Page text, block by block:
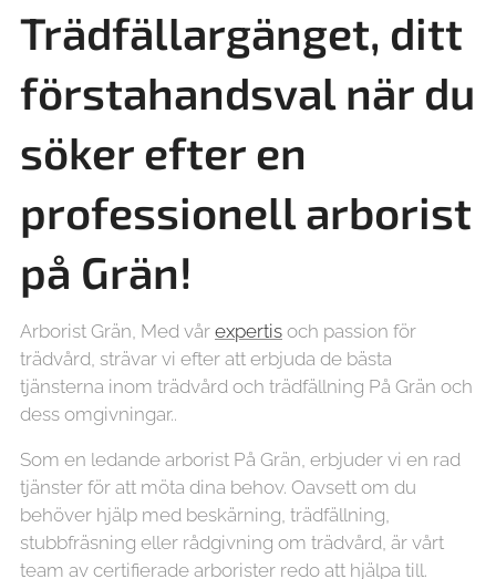
Trädfällargänget, ditt
förstahandsval när du
söker efter en
professionell arborist
på Grän!
Arborist Grän, Med vår expertis och passion för
trädvård, strävar vi efter att erbjuda de bästa
tjänsterna inom trädvård och trädfällning På Grän och
dess omgivningar..
Som en ledande arborist På Grän, erbjuder vi en rad
tjänster för att möta dina behov. Oavsett om du
behöver hjälp med beskärning, trädfällning,
stubbfräsning eller rådgivning om trädvård, är vårt
team av certifierade arborister redo att hjälpa till.